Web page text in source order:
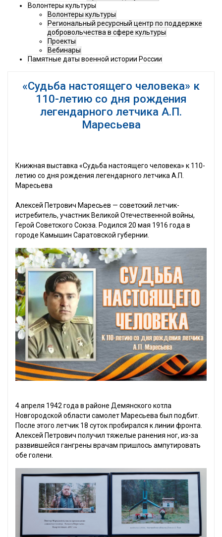
Волонтеры культуры
Волонтеры культуры
Региональный ресурсный центр по поддержке
добровольчества в сфере культуры
Проекты
Вебинары
Памятные даты военной истории России
«Судьба настоящего человека» к
110-летию со дня рождения
легендарного летчика А.П.
Маресьева
Книжная выставка «Судьба настоящего человека» к 110-
летию со дня рождения легендарного летчика А.П.
Маресьева
Алексей Петрович Маресьев — советский летчик-
истребитель, участник Великой Отечественной войны,
Герой Советского Союза. Родился 20 мая 1916 года в
городе Камышин Саратовской губернии.
4 апреля 1942 года в районе Демянского котла
Новгородской области самолет Маресьева был подбит.
После этого летчик 18 суток пробирался к линии фронта.
Алексей Петрович получил тяжелые ранения ног, из-за
развившейся гангрены врачам пришлось ампутировать
обе голени.